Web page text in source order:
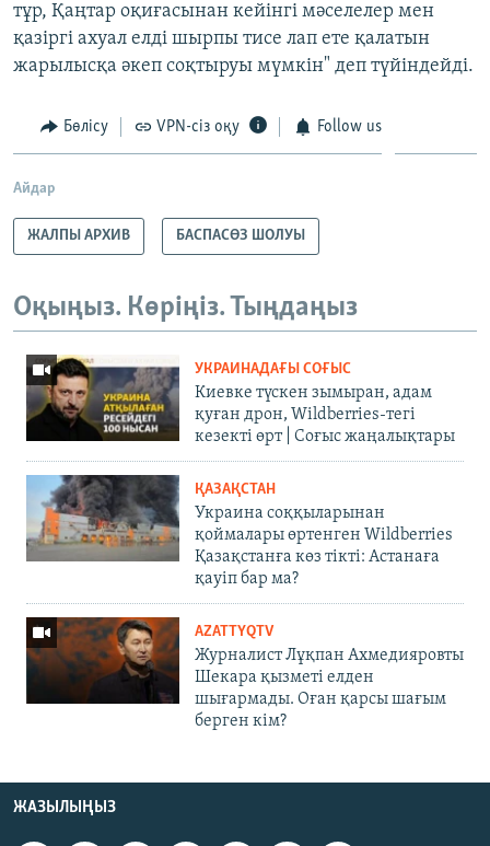
тұр, Қаңтар оқиғасынан кейінгі мәселелер мен
қазіргі ахуал елді шырпы тисе лап ете қалатын
жарылысқа әкеп соқтыруы мүмкін" деп түйіндейді.
Бөлісу VPN-сіз оқу Follow us
Айдар
ЖАЛПЫ АРХИВ БАСПАСӨЗ ШОЛУЫ
Оқыңыз. Көріңіз. Тыңдаңыз
УКРАИНАДАҒЫ СОҒЫС
Киевке түскен зымыран, адам
қуған дрон, Wildberries-тегі
кезекті өрт | Соғыс жаңалықтары
ҚАЗАҚСТАН
Украина соққыларынан
қоймалары өртенген Wildberries
Қазақстанға көз тікті: Астанаға
қауіп бар ма?
AZATTYQTV
Журналист Лұқпан Ахмедияровты
Шекара қызметі елден
шығармады. Оған қарсы шағым
берген кім?
ЖАЗЫЛЫҢЫЗ